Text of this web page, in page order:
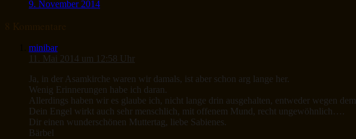
9. November 2014
minibar
11. Mai 2014 um 12:58 Uhr
Ja, in der Asamkirche waren wir damals, ist aber schon arg lange her.
Wenig Erinnerungen habe ich daran.
Allerdings haben wir es glaube ich, nicht lange drin ausgehalten, entweder wegen
Dein Engel wirkt auch sehr menschlich, mit offenem Mund, recht ungewöhnlich….
Dir einen wunderschönen Muttertag, liebe Sabienes.
Bärbel